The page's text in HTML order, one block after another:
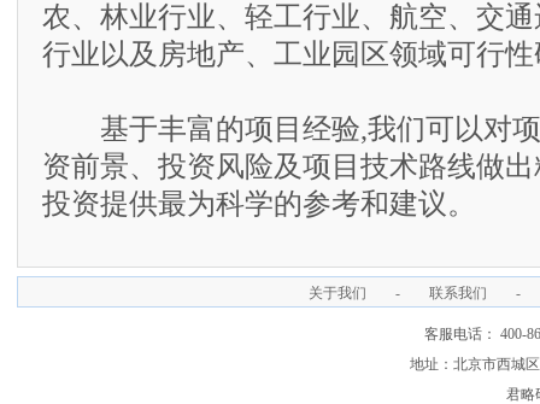
农、林业行业、轻工行业、航空、交
行业以及房地产、工业园区领域可行
基于丰富的项目经验,我们可以对项
资前景、投资风险及项目技术路线做
投资提供最为科学的参考和建议。
关于我们 - 联系我们 -
客服电话： 400-
地址：北京市西城
君略